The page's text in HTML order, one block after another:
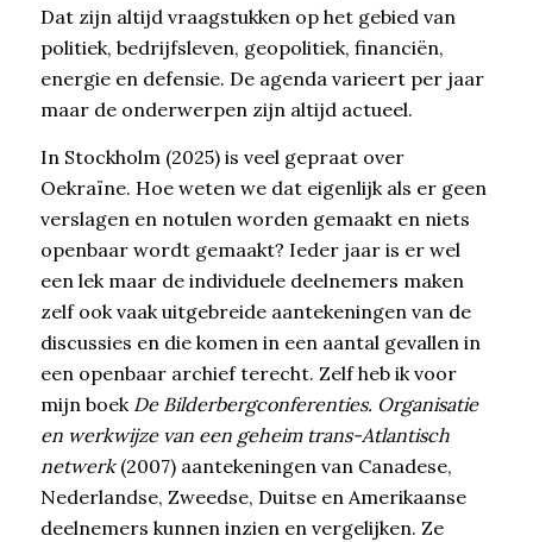
Dat zijn altijd vraagstukken op het gebied van
politiek, bedrijfsleven, geopolitiek, financiën,
energie en defensie. De agenda varieert per jaar
maar de onderwerpen zijn altijd actueel.
In Stockholm (2025) is veel gepraat over
Oekraïne. Hoe weten we dat eigenlijk als er geen
verslagen en notulen worden gemaakt en niets
openbaar wordt gemaakt? Ieder jaar is er wel
een lek maar de individuele deelnemers maken
zelf ook vaak uitgebreide aantekeningen van de
discussies en die komen in een aantal gevallen in
een openbaar archief terecht. Zelf heb ik voor
mijn boek De Bilderbergconferenties. Organisatie
en werkwijze van een geheim trans-Atlantisch
netwerk(2007) aantekeningen van Canadese,
Nederlandse, Zweedse, Duitse en Amerikaanse
deelnemers kunnen inzien en vergelijken. Ze